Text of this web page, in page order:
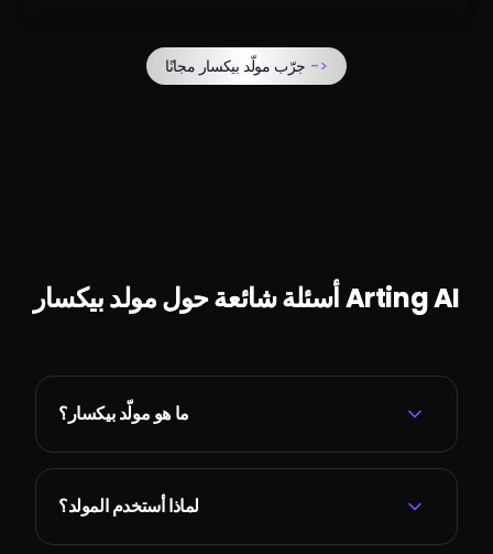
جرّب مولّد بيكسار مجانًا ->
أسئلة شائعة حول مولد بيكسار Arting AI
ما هو مولّد بيكسار؟
لماذا أستخدم المولد؟